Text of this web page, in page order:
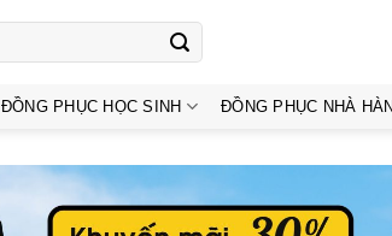
ĐỒNG PHỤC HỌC SINH ĐỒNG PHỤC NHÀ